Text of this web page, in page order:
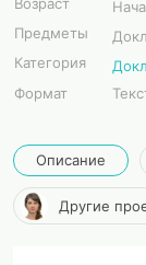
Предметы
Категория
Формат
Описание
Другие